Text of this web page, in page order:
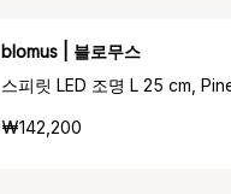
blomus | 블로무스
스피릿 LED 조명 L 25 cm,
₩142,200